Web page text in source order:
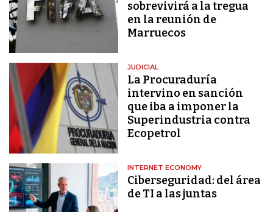
sobrevivirá a la tregua
en la reunión de
Marruecos
JUDICIAL
La Procuraduría
intervino en sanción
que iba a imponer la
Superindustria contra
Ecopetrol
INTERNET ECONOMY
Ciberseguridad: del área
de TI a las juntas